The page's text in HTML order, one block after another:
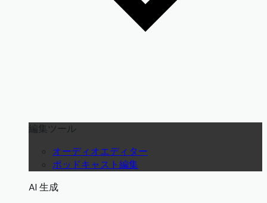
編集ツール
オーディオエディター
ポッドキャスト編集
AI 生成